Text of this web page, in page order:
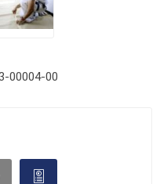
00004-00
